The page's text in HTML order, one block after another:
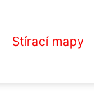
Stírací mapy